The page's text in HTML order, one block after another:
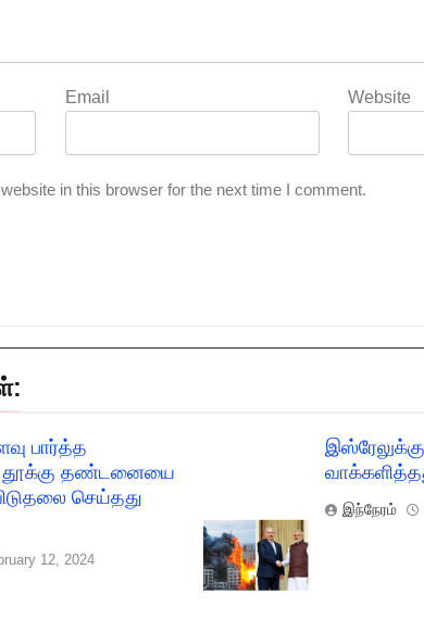
Email Website
in this browser for the next time I comment.
பார்த்த
தூக்கு தண்டனையை
செய்தது
12, 2024
இந்நேரம்